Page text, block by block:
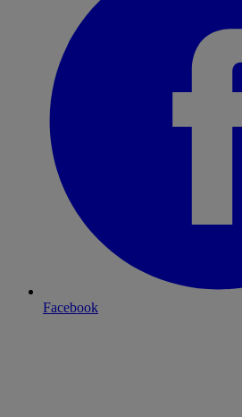
Facebook